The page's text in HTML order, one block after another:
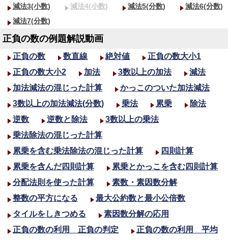
減法3(小数)
減法4(小数) 減法5(分数)
減法6(分数)
減法7(分数)
正負の数の例題解説動画
正負の数 数直線 絶対値
正負の数大小1
正負の数大小2
加法 3数以上の加法
減法
加法減法の混じった計算
かっこのついた加法減法
3数以上の加法減法(分数)
乗法 累乗
除法
逆数
逆数と除法
3数以上の乗法
乗法除法の混じった計算
累乗を含む乗法除法の混じった計算
四則計算
累乗を含んだ四則計算
累乗とかっこを含む四則計算
分配法則を使った計算
素数・素因数分解
整数の平方になる
最大公約数と最小公倍数
タイルをしきつめる
素因数分解の応用
正負の数の利用 正負の判定
正負の数の利用 平均